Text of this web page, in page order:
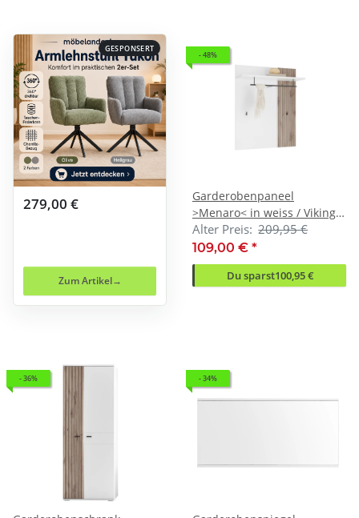
GESPONSERT
279,00 €
Zum Artikel
- 48%
Garderobenpaneel
>Menaro< in weiss / Viking
Oak Dekor - 90x112x29
(BxHxT)
Alter Preis: 209,95 €
109,00 € *
Du sparst100,95 €
- 36% - 34%